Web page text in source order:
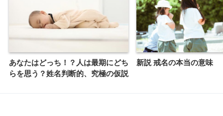
あなたはどっち！？人は最期にどち
らを思う？姓名判断的、究極の仮説
新説 戒名の本当の意味